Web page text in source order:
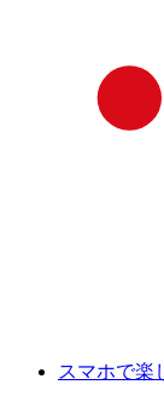
スマホで楽